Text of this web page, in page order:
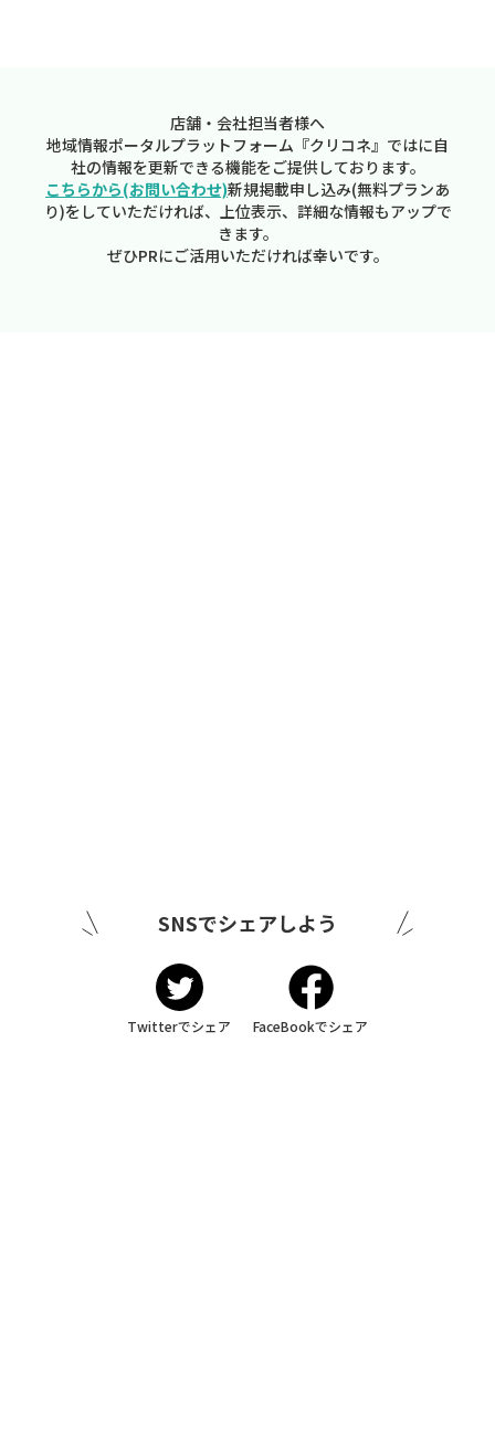
店舗・会社担当者様へ
地域情報ポータルプラットフォーム『クリコネ』ではに自
社の情報を更新できる機能をご提供しております。
こちらから(お問い合わせ)新規掲載申し込み(無料プランあ
り)をしていただければ、上位表示、詳細な情報もアップで
きます。
ぜひPRにご活用いただければ幸いです。
SNSでシェアしよう
Twitterでシェア FaceBookでシェア